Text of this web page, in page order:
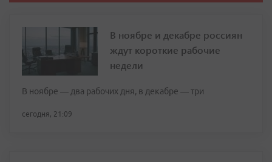
В ноябре и декабре россиян
ждут короткие рабочие
недели
В ноябре — два рабочих дня, в декабре — три
сегодня, 21:09